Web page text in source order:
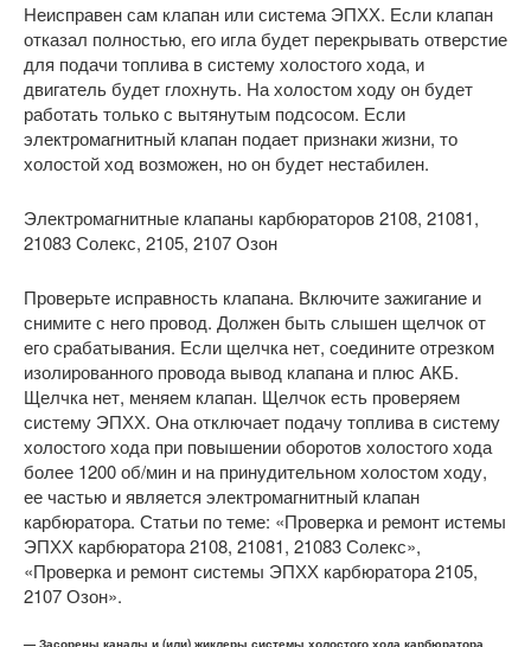
Неисправен сам клапан или система ЭПХХ. Если клапан
отказал полностью, его игла будет перекрывать отверстие
для подачи топлива в систему холостого хода, и
двигатель будет глохнуть. На холостом ходу он будет
работать только с вытянутым подсосом. Если
электромагнитный клапан подает признаки жизни, то
холостой ход возможен, но он будет нестабилен.
Электромагнитные клапаны карбюраторов 2108, 21081,
21083 Солекс, 2105, 2107 Озон
Проверьте исправность клапана. Включите зажигание и
снимите с него провод. Должен быть слышен щелчок от
его срабатывания. Если щелчка нет, соедините отрезком
изолированного провода вывод клапана и плюс АКБ.
Щелчка нет, меняем клапан. Щелчок есть проверяем
систему ЭПХХ. Она отключает подачу топлива в систему
холостого хода при повышении оборотов холостого хода
более 1200 об/мин и на принудительном холостом ходу,
ее частью и является электромагнитный клапан
карбюратора. Статьи по теме: «Проверка и ремонт истемы
ЭПХХ карбюратора 2108, 21081, 21083 Солекс»,
«Проверка и ремонт системы ЭПХХ карбюратора 2105,
2107 Озон».
— Засорены каналы и (или) жиклеры системы холостого хода карбюратора